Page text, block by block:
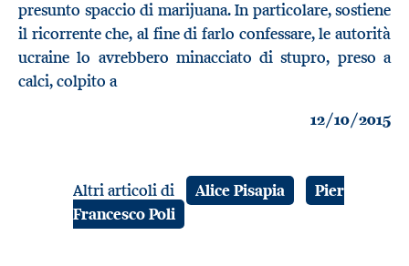
presunto spaccio di marijuana. In particolare, sostiene
il ricorrente che, al fine di farlo confessare, le autorità
ucraine lo avrebbero minacciato di stupro, preso a
calci, colpito a
12/10/2015
Altri articoli di Alice Pisapia
Pier
Francesco Poli